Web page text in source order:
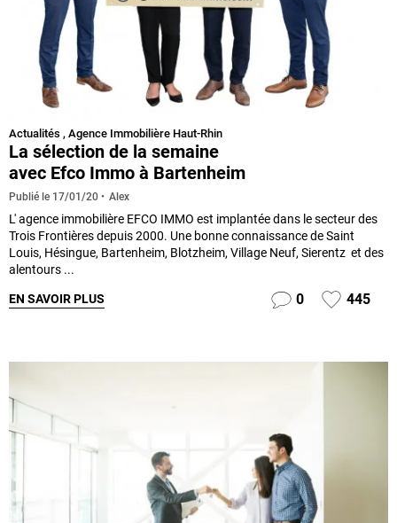
Actualités , Agence Immobilière Haut-Rhin
La sélection de la semaine
avec Efco Immo à Bartenheim
Publié le 17/01/20 Alex
L' agence immobilière EFCO IMMO est implantée dans le secteur des
Trois Frontières depuis 2000. Une bonne connaissance de Saint
Louis, Hésingue, Bartenheim, Blotzheim, Village Neuf, Sierentz et des
alentours ...
EN SAVOIR PLUS 0 445